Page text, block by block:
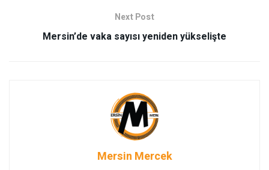
Next Post
Mersin’de vaka sayısı yeniden yükselişte
Mersin Mercek